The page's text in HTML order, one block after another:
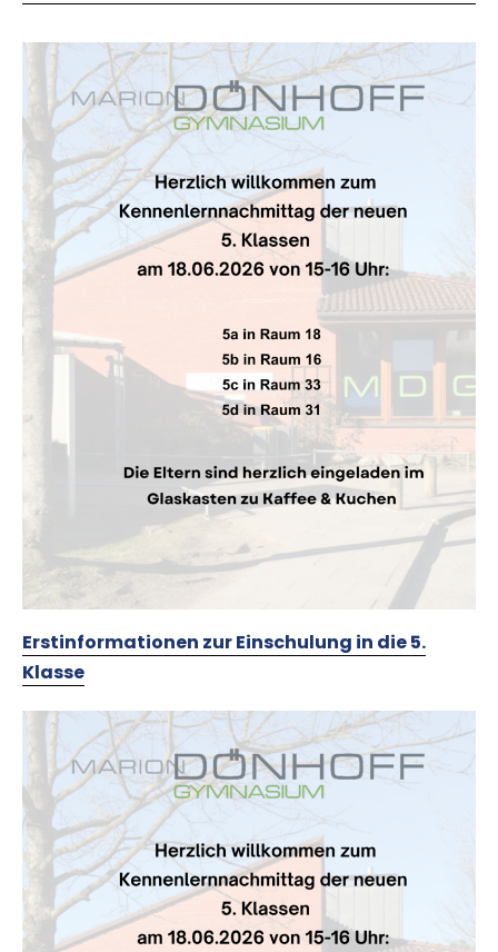
Erstinformationen zur Einschulung in die 5.
Klasse